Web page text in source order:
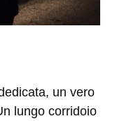
un vero
lungo corridoio